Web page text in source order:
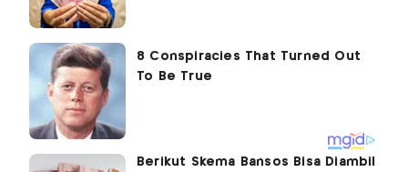
Berikut Skema Bansos Bisa Diambil